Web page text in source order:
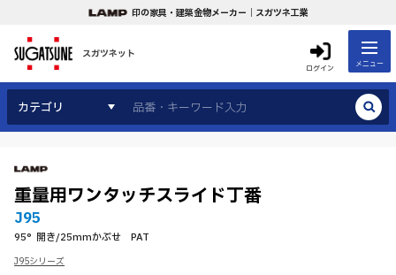
印の家具・建築金物メーカー｜スガツネ工業
スガツネット
ログイン メニュー
カテゴリ
重量用ワンタッチスライド丁番
J95
95°開き/25mmかぶせ PAT
J95シリーズ